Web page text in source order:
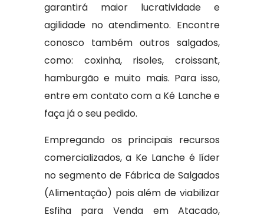
garantirá maior lucratividade e
agilidade no atendimento. Encontre
conosco também outros salgados,
como: coxinha, risoles, croissant,
hamburgão e muito mais. Para isso,
entre em contato com a Ké Lanche e
faça já o seu pedido.
Empregando os principais recursos
comercializados, a Ke Lanche é líder
no segmento de Fábrica de Salgados
(Alimentação) pois além de viabilizar
Esfiha para Venda em Atacado,